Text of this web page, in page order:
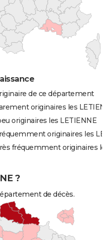
de ce département
originaires les
originaires les LETIENNE
originaires les
fréquemment originaires
?
de décès.